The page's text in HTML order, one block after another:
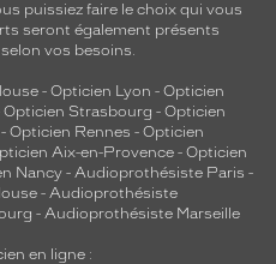
puissiez faire le choix qui vous
seront également présents
vos besoins.
- Opticien Lyon - Opticien
Opticien Strasbourg - Opticien
- Opticien Rennes - Opticien
Aix-en-Provence - Opticien
Nancy - Audioprothésiste Paris -
- Audioprothésiste
- Audioprothésiste Marseille
en ligne :